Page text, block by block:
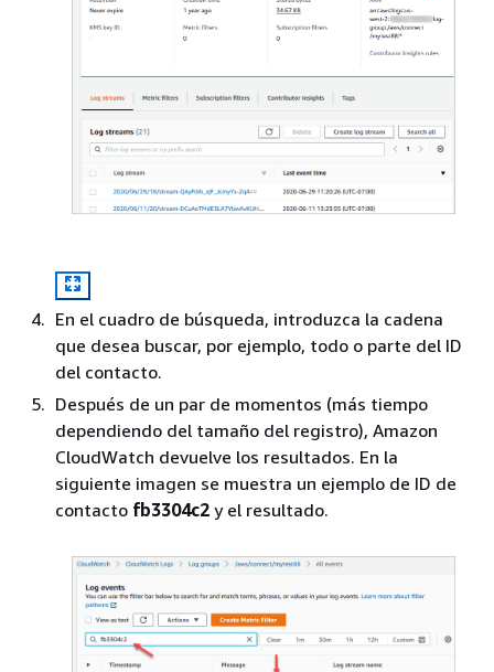
En el cuadro de búsqueda, introduzca la cadena
que desea buscar, por ejemplo, todo o parte del ID
del contacto.
Después de un par de momentos (más tiempo
dependiendo del tamaño del registro), Amazon
CloudWatch devuelve los resultados. En la
siguiente imagen se muestra un ejemplo de ID de
contacto fb3304c2 y el resultado.